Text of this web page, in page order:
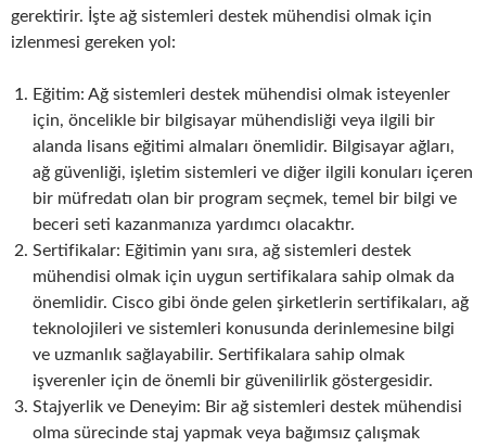
gerektirir. İşte ağ sistemleri destek mühendisi olmak için
izlenmesi gereken yol:
Eğitim: Ağ sistemleri destek mühendisi olmak isteyenler
için, öncelikle bir bilgisayar mühendisliği veya ilgili bir
alanda lisans eğitimi almaları önemlidir. Bilgisayar ağları,
ağ güvenliği, işletim sistemleri ve diğer ilgili konuları içeren
bir müfredatı olan bir program seçmek, temel bir bilgi ve
beceri seti kazanmanıza yardımcı olacaktır.
Sertifikalar: Eğitimin yanı sıra, ağ sistemleri destek
mühendisi olmak için uygun sertifikalara sahip olmak da
önemlidir. Cisco gibi önde gelen şirketlerin sertifikaları, ağ
teknolojileri ve sistemleri konusunda derinlemesine bilgi
ve uzmanlık sağlayabilir. Sertifikalara sahip olmak
işverenler için de önemli bir güvenilirlik göstergesidir.
Stajyerlik ve Deneyim: Bir ağ sistemleri destek mühendisi
olma sürecinde staj yapmak veya bağımsız çalışmak